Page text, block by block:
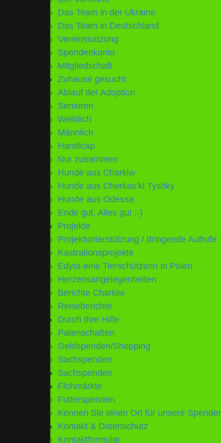
Das Team in der Ukraine
Das Team in Deutschland
Vereinssatzung
Spendenkonto
Mitgliedschaft
Zuhause gesucht
Ablauf der Adoption
Senioren
Weiblich
Männlich
Handicap
Nur zusammen
Hunde aus Charkiw
Hunde aus Cherkas’ki Tyshky
Hunde aus Odessa
Ende gut, Alles gut :-)
Projekte
Projektunterstützung / dringende Aufrufe
Kastrationsprojekte
Edyta-eine Tierschützerin in Polen
Herzensangelegenheiten
Berichte Charkiw
Reiseberichte
Durch Ihre Hilfe
Patenschaften
Geldspenden/Shopping
Sachspenden
Sachspenden
Flohmärkte
Futterspenden
Kennen Sie einen Ort für unsere
Kontakt & Datenschutz
Kontaktformular